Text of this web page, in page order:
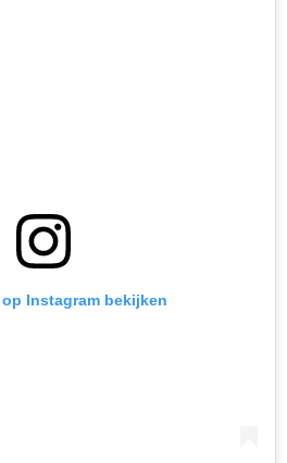
Instagram bekijken